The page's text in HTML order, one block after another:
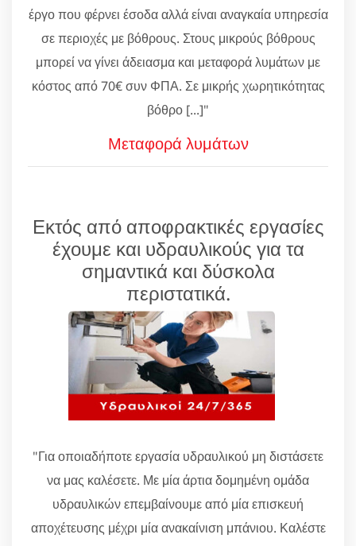
έργο που φέρνει έσοδα αλλά είναι αναγκαία υπηρεσία
σε περιοχές με βόθρους. Στους μικρούς βόθρους
μπορεί να γίνει άδειασμα και μεταφορά λυμάτων με
κόστος από 70€ συν ΦΠΑ. Σε μικρής χωρητικότητας
βόθρο [...]"
Μεταφορά λυμάτων
Εκτός από αποφρακτικές εργασίες
έχουμε και υδραυλικούς για τα
σημαντικά και δύσκολα
περιστατικά.
"Για οποιαδήποτε εργασία υδραυλικού μη διστάσετε
να μας καλέσετε. Με μία άρτια δομημένη ομάδα
υδραυλικών επεμβαίνουμε από μία επισκευή
αποχέτευσης μέχρι μία ανακαίνιση μπάνιου. Καλέστε